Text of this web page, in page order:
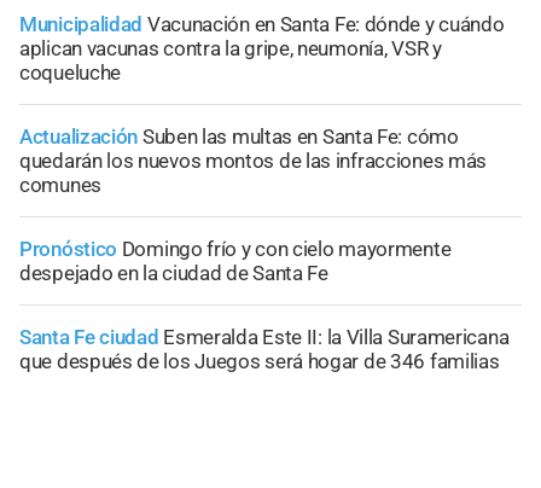
Municipalidad Vacunación en Santa Fe: dónde y cuándo
aplican vacunas contra la gripe, neumonía, VSR y
coqueluche
Actualización Suben las multas en Santa Fe: cómo
quedarán los nuevos montos de las infracciones más
comunes
Pronóstico Domingo frío y con cielo mayormente
despejado en la ciudad de Santa Fe
Santa Fe ciudad Esmeralda Este II: la Villa Suramericana
que después de los Juegos será hogar de 346 familias